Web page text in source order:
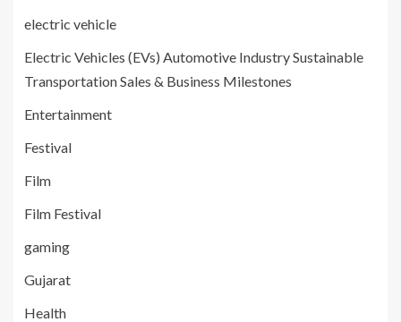
electric vehicle
Electric Vehicles (EVs) Automotive Industry Sustainable
Transportation Sales & Business Milestones
Entertainment
Festival
Film
Film Festival
gaming
Gujarat
Health